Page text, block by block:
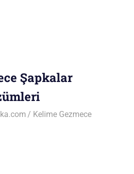
Şapkalar
Kelime Gezmece